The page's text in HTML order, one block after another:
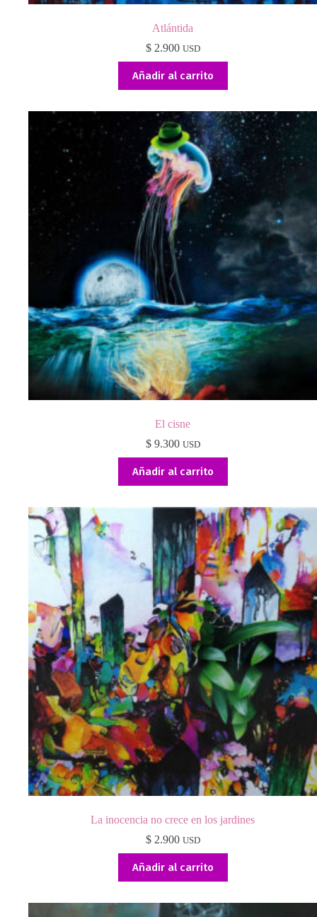
Atlántida
$2.900 USD
Añadir al carrito
El cisne
$9.300 USD
Añadir al carrito
La inocencia no crece en los jardines
$2.900 USD
Añadir al carrito